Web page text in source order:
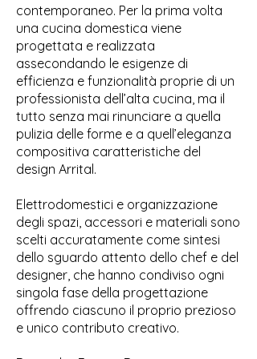
contemporaneo. Per la prima volta
una cucina domestica viene
progettata e realizzata
assecondando le esigenze di
efficienza e funzionalità proprie di un
professionista dell’alta cucina, ma il
tutto senza mai rinunciare a quella
pulizia delle forme e a quell’eleganza
compositiva caratteristiche del
design Arrital.
Elettrodomestici e organizzazione
degli spazi, accessori e materiali sono
scelti accuratamente come sintesi
dello sguardo attento dello chef e del
designer, che hanno condiviso ogni
singola fase della progettazione
offrendo ciascuno il proprio prezioso
e unico contributo creativo.